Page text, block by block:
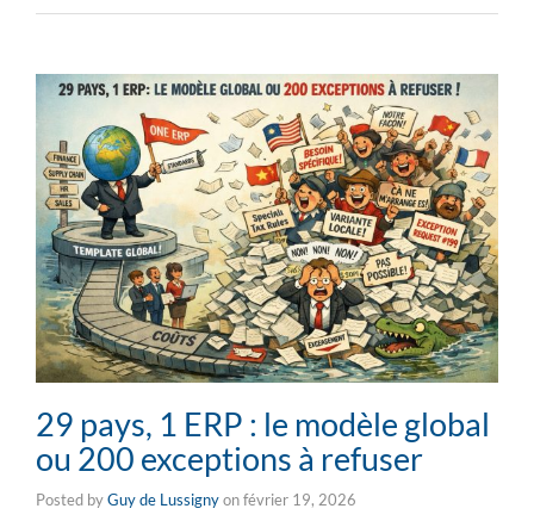
29 pays, 1 ERP : le modèle global
ou 200 exceptions à refuser
Posted byGuy de Lussignyonfévrier 19, 2026